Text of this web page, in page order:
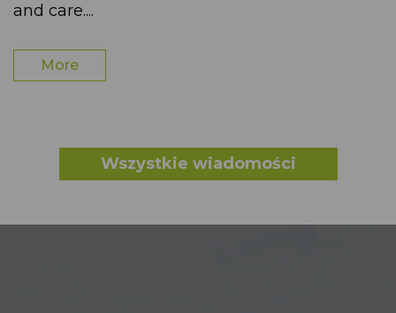
and care....
More
Wszystkie wiadomości